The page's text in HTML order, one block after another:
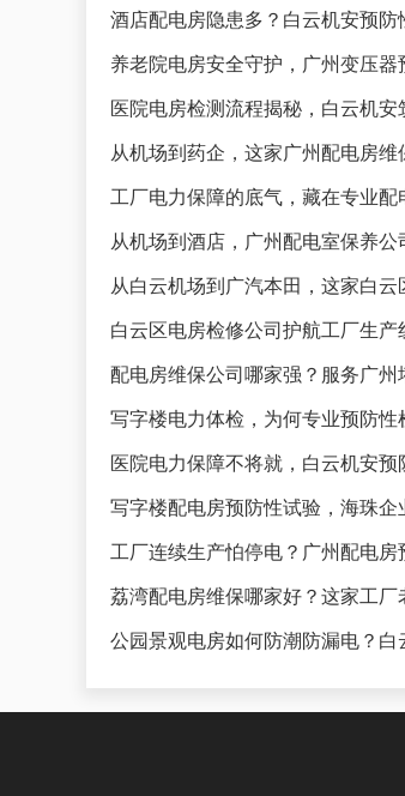
酒店配电房隐患多？白云机安预防
养老院电房安全守护，广州变压
医院电房检测流程揭秘，白云机安
从机场到药企，这家广州配电房
工厂电力保障的底气，藏在专业
从机场到酒店，广州配电室保养公
从白云机场到广汽本田，这家白
白云区电房检修公司护航工厂生
配电房维保公司哪家强？服务广州
写字楼电力体检，为何专业预防性
医院电力保障不将就，白云机安预
写字楼配电房预防性试验，海珠企
工厂连续生产怕停电？广州配电房
荔湾配电房维保哪家好？这家工
公园景观电房如何防潮防漏电？